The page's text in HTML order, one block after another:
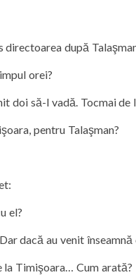
după
orei?
doi să-l vadă. Tocmai de
pentru Talaşman?
el?
dacă au venit înseamnă
la Timişoara… Cum arată?